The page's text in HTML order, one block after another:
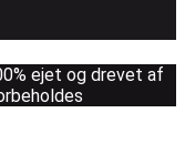
ejet og drevet af